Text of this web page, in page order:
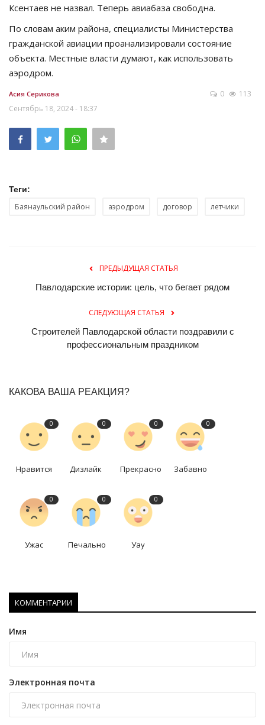
Ксентаев не назвал. Теперь авиабаза свободна.
По словам аким района, специалисты Министерства
гражданской авиации проанализировали состояние
объекта. Местные власти думают, как использовать
аэродром.
Асия Серикова
Сентябрь 18, 2024 - 18:37
0 113
Теги:
Баянаульский район аэродром договор летчики
ПРЕДЫДУЩАЯ СТАТЬЯ
Павлодарские истории: цель, что бегает рядом
СЛЕДУЮЩАЯ СТАТЬЯ
Строителей Павлодарской области поздравили с
профессиональным праздником
КАКОВА ВАША РЕАКЦИЯ?
0
Нравится
0
Дизлайк
0
Прекрасно
0
Забавно
0
Ужас
0
Печально
0
Уау
КОММЕНТАРИИ
Имя
Электронная почта